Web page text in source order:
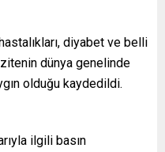
diyabet ve belli
dünya genelinde
olduğu kaydedildi.
ilgili basın